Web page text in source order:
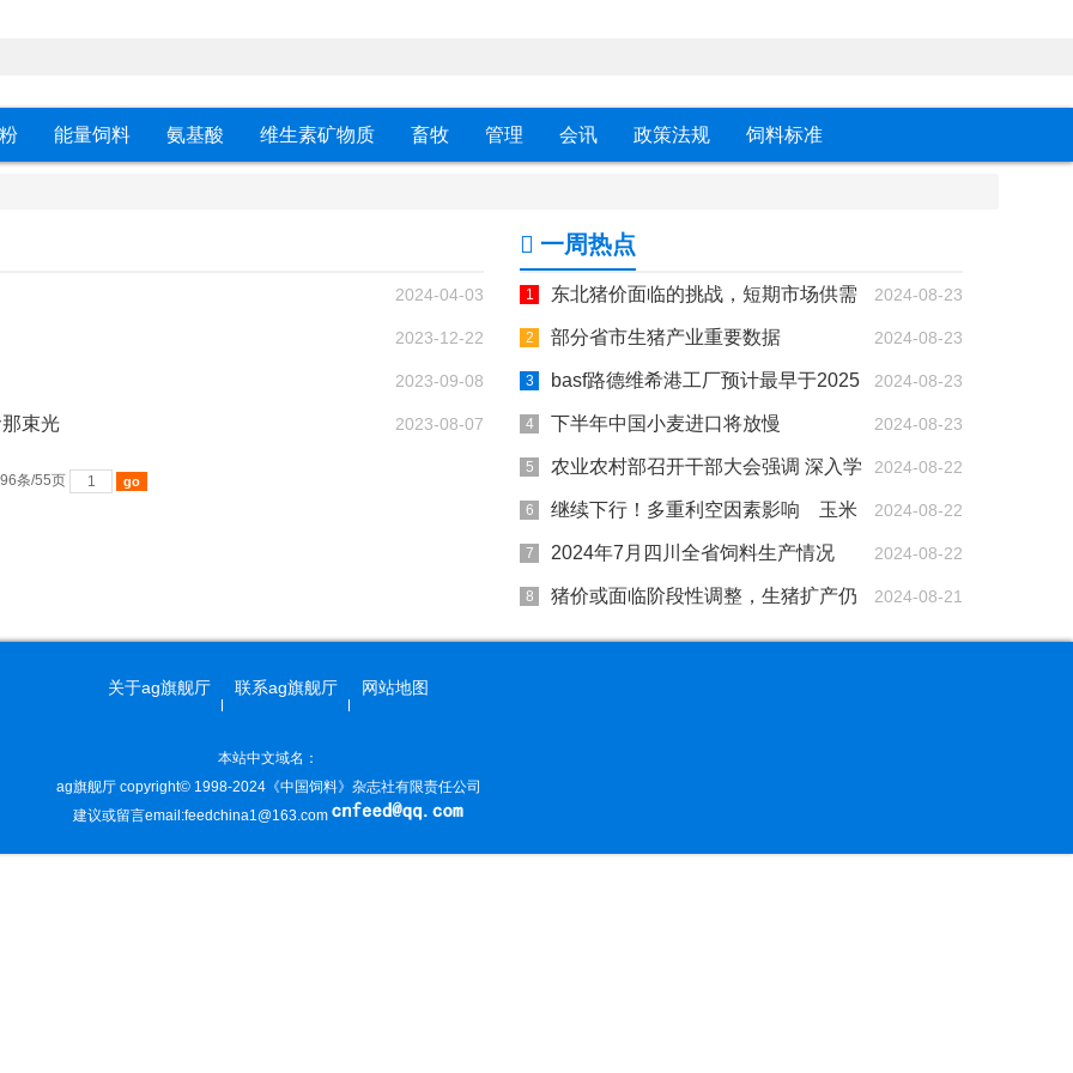
能量饲料 氨基酸 维生素矿物质 畜牧 管理 会讯 政策法规 饲料标准
2024-04-03
2023-12-22
2023-09-08
2023-08-07
束光
条/55页
一周热点
2024-08-23
东北猪价面临的挑战，短期市场供需
错配加深，东北猪价涨跌波动剧烈 2024-08-23
部分省市生猪产业重要数据
2024-08-23
basf路德维希港工厂预计最早于2025
年1月恢复维生素a和e生产 2024-08-23
下半年中国小麦进口将放慢
2024-08-22
农业农村部召开干部大会强调 深入学
习贯彻党的二十届三中全会精神 全力以赴高质量
完成全年农业农村工作目标任务
2024-08-22
继续下行！多重利空因素影响 玉米
价格或仍有下行空间 2024-08-22
2024年7月四川全省饲料生产情况
2024-08-21
猪价或面临阶段性调整，生猪扩产仍
需理性
关于ag旗舰厅 联系ag旗舰厅 网站地图
本站中文域名：
ag旗舰厅 copyright© 1998-2024《中国饲料》杂志社有限责任公司
建议或留言email:feedchina1@163.com